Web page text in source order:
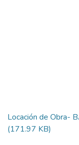
Locación de Obra-
(171.97 KB)